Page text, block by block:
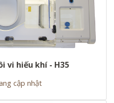
vi hiếu khí - H35
cập nhật